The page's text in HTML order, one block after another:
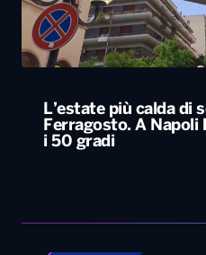
L’estate più calda di
Ferragosto. A
i 50 gradi